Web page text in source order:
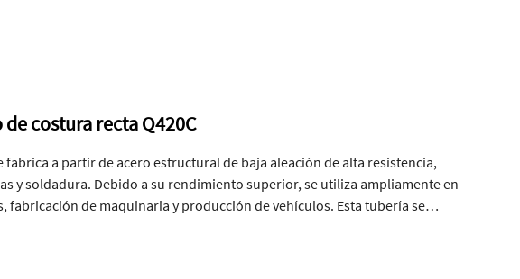
costura recta Q420C
fabrica a partir de acero estructural de baja aleación de alta resistencia,
y soldadura. Debido a su rendimiento superior, se utiliza ampliamente en
de maquinaria y producción de vehículos. Esta tubería se
material esencial en proyectos de ingeniería modernos.